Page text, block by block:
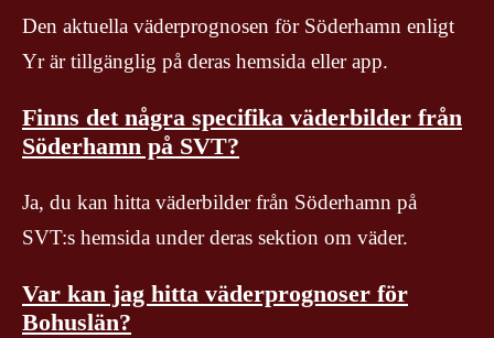
Den aktuella väderprognosen för Söderhamn enligt
Yr är tillgänglig på deras hemsida eller app.
Finns det några specifika väderbilder från
Söderhamn på SVT?
Ja, du kan hitta väderbilder från Söderhamn på
SVT:s hemsida under deras sektion om väder.
Var kan jag hitta väderprognoser för
Bohuslän?